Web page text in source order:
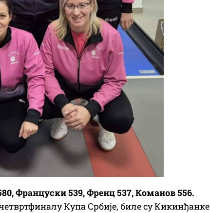
Француски 539, Френц 537, Команов 556.
Купа Србије, биле су Кикинђанке